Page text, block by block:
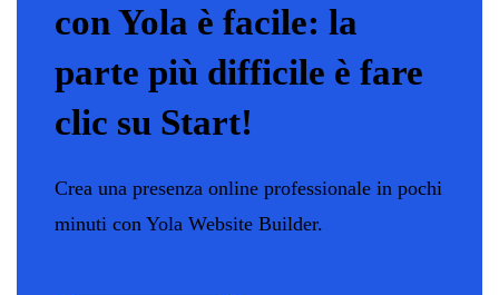
con Yola è facile: la
parte più difficile è fare
clic su Start!
Crea una presenza online professionale in pochi
minuti con Yola Website Builder.